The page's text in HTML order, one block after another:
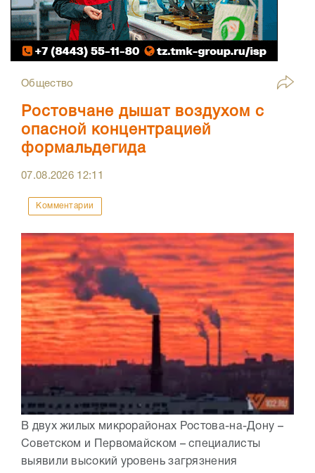
Общество
Ростовчане дышат воздухом с
опасной концентрацией
формальдегида
07.08.2026 12:11
Комментарии
В двух жилых микрорайонах Ростова-на-Дону –
Советском и Первомайском – специалисты
выявили высокий уровень загрязнения